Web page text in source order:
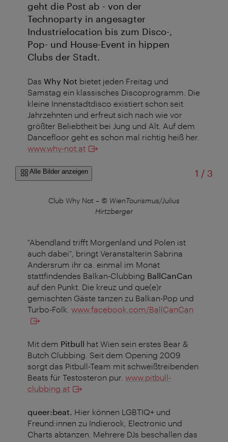
geht die Post ab - von der
Technoparty in angesagter
Industrielocation bis zum Disco-,
Pop- und House-Event in hippen
Clubs der Stadt.
Das Why Not bietet jeden Freitag und
Samstag ein klassisches Discoprogramm. Die
kleine Innenstadtdisco existiert schon seit
Jahrzehnten und erfreut sich nach wie vor
größter Beliebtheit bei Jung und Alt. Auf dem
Dancefloor geht es schon mal richtig heiß her.
www.why-not.at
Alle Bilder anzeigen 1 /von
3
Club Why Not– © WienTourismus/Julius
Hirtzberger
"Abendland trifft Morgenland und Polen ist
auch dabei", bringt Veranstalterin Sabrina
Andersrum ihr ca. einmal im Monat
stattfindendes Balkan-Clubbing BallCanCan
auf den Punkt. Die kreuz und que(e)r
gemischten Gäste tanzen zu Balkan-Pop und
Turbo-Folk. www.facebook.com/BallCanCan
Mit dem Pitbull hat Wien sein erstes Bear &
Butch Clubbing. Seit dem Opening 2009
sorgt das Pitbull-Team mit schweißtreibenden
Beats für Testosteron pur. www.pitbull-
clubbing.at
queer:beat. Hier können LGBTIQ+ und
Freund:innen zu Indierock, Electronic und
Charts abtanzen. Mehrere DJs beschallen das